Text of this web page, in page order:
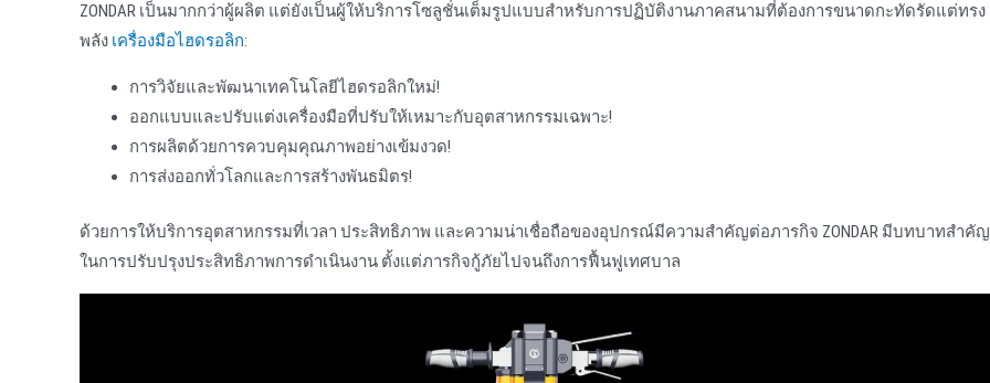
ZONDAR เป็นมากกว่าผู้ผลิต แต่ยังเป็นผู้ให้บริการโซลูชั่นเต็มรูปแบบสําหรับการปฏิบัติงานภาคสนามที่ต้องการขนาดกะทัดรัดแต่ทรง
พลัง เครื่องมือไฮดรอลิก:
การวิจัยและพัฒนาเทคโนโลยีไฮดรอลิกใหม่!
ออกแบบและปรับแต่งเครื่องมือที่ปรับให้เหมาะกับอุตสาหกรรมเฉพาะ!
การผลิตด้วยการควบคุมคุณภาพอย่างเข้มงวด!
การส่งออกทั่วโลกและการสร้างพันธมิตร!
ด้วยการให้บริการอุตสาหกรรมที่เวลา ประสิทธิภาพ และความน่าเชื่อถือของอุปกรณ์มีความสําคัญต่อภารกิจ ZONDAR มีบทบาทสําคัญ
ในการปรับปรุงประสิทธิภาพการดําเนินงาน ตั้งแต่ภารกิจกู้ภัยไปจนถึงการฟื้นฟูเทศบาล